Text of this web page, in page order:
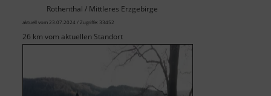
Rothenthal / Mittleres Erzgebirge
aktuell vom 23.07.2024 / Zugriffe: 33452
26 km vom aktuellen Standort